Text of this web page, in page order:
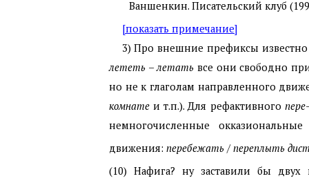
Ваншенкин. Писательский клуб
[показать примечание]
3) Про внешние префиксы
лететь – летать все они свободно
но не к глаголам направленного
комнате и т.п.). Для рефактивного пере
немногочисленные
движения: перебежать /переплыть
(10) Нафига? ну заставили бы